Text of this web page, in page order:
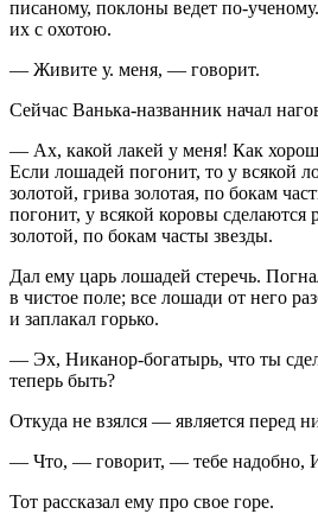
писаному, поклоны ведет по-
их с охотою.
— Живите у. меня, — говорит.
Сейчас Ванька-названник начал
— Ах, какой лакей у меня! Как
Если лошадей погонит, то у всякой
золотой, грива золотая, по бокам
погонит, у всякой коровы сделаются
золотой, по бокам часты звезды.
Дал ему царь лошадей стеречь.
в чистое поле; все лошади от него
и заплакал горько.
— Эх, Никанор-богатырь, что ты
теперь быть?
Откуда не взялся — является перед
— Что, — говорит, — тебе надобно,
Тот рассказал ему про свое горе.